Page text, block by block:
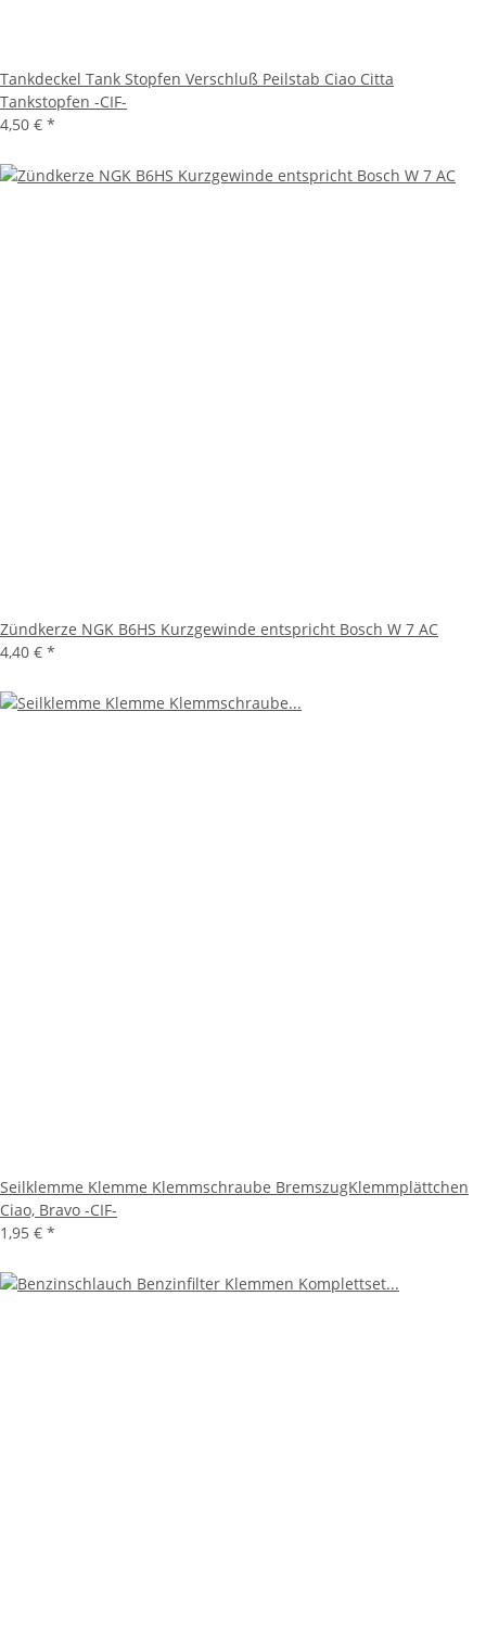
Tankdeckel Tank Stopfen Verschluß Peilstab Ciao Citta
Tankstopfen -CIF-
4,50 € *
Zündkerze NGK B6HS Kurzgewinde entspricht Bosch W 7 AC
4,40 € *
Seilklemme Klemme Klemmschraube BremszugKlemmplättchen
Ciao, Bravo -CIF-
1,95 € *